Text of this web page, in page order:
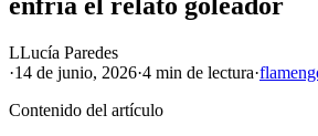
LLucía Paredes
·14 de junio, 2026·4 min de lectura·
Contenido del artículo